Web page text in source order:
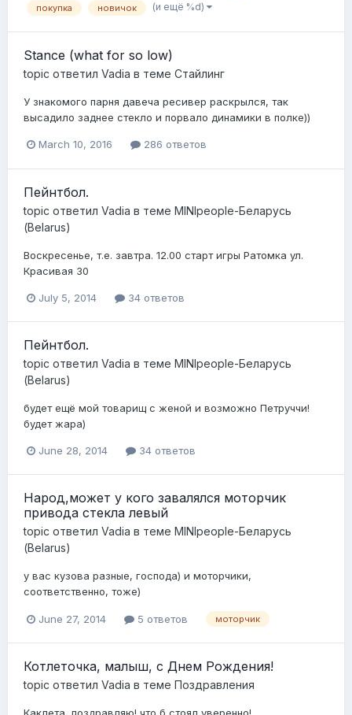
покупка новичок (и ещё %d)
Stance (what for so low)
topic ответил Vadia в теме Стайлинг
У знакомого парня давеча ресивер раскрылся, так
высадило заднее стекло и порвало динамики в полке))
March 10, 2016 286 ответов
Пейнтбол.
topic ответил Vadia в теме MINIpeople-Беларусь
(Belarus)
Воскресенье, т.е. завтра. 12.00 старт игры Ратомка ул.
Красивая 30
July 5, 2014 34 ответов
Пейнтбол.
topic ответил Vadia в теме MINIpeople-Беларусь
(Belarus)
будет ещё мой товарищ с женой и возможно Петруччи!
будет жара)
June 28, 2014 34 ответов
Народ,может у кого завалялся моторчик
привода стекла левый
topic ответил Vadia в теме MINIpeople-Беларусь
(Belarus)
у вас кузова разные, господа) и моторчики,
соответственно, тоже)
June 27, 2014 5 ответов моторчик
Котлеточка, малыш, с Днем Рождения!
topic ответил Vadia в теме Поздравления